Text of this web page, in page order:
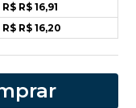
R$ R$ 16,91
R$ R$ 16,20